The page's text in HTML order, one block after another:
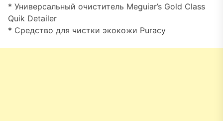
* Универсальный очиститель Meguiar’s Gold Class
Quik Detailer
* Средство для чистки экокожи Puracy